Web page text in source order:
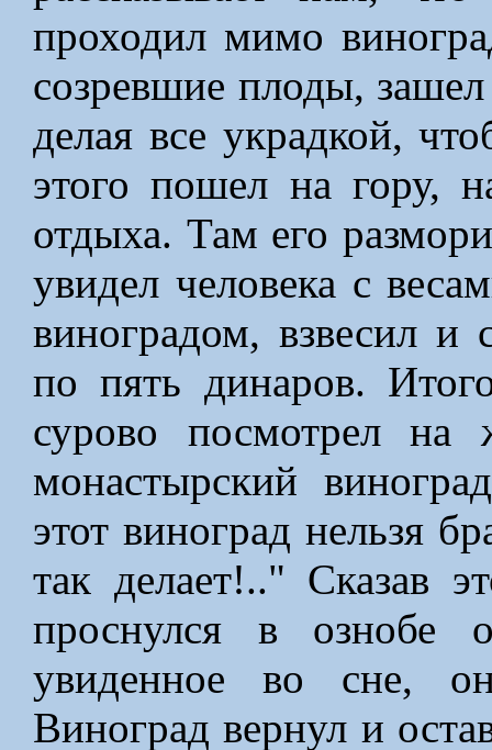
проходил мимо
созревшие плоды,
делая все украдкой,
этого пошел на гору,
отдыха. Там его
увидел человека с
виноградом, взвесил и
по пять динаров.
сурово посмотрел
монастырский
этот виноград нельзя
так делает!.." Сказав
проснулся в ознобе
увиденное во сне,
Виноград вернул и